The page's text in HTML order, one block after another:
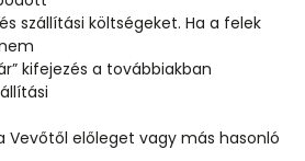
szállítási költségeket. Ha a felek
kifejezés a továbbiakban
Vevőtől előleget vagy más hasonló